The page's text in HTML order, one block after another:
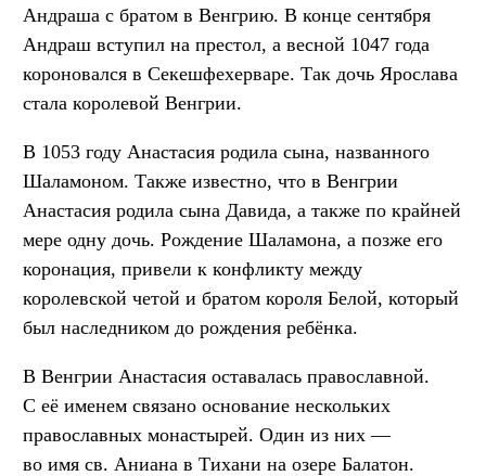
Андраша с братом в Венгрию. В конце сентября
Андраш вступил на престол, а весной 1047 года
короновался в Секешфехерваре. Так дочь Ярослава
стала королевой Венгрии.
В 1053 году Анастасия родила сына, названного
Шаламоном. Также известно, что в Венгрии
Анастасия родила сына Давида, а также по крайней
мере одну дочь. Рождение Шаламона, а позже его
коронация, привели к конфликту между
королевской четой и братом короля Белой, который
был наследником до рождения ребёнка.
В Венгрии Анастасия оставалась православной.
С её именем связано основание нескольких
православных монастырей. Один из них —
во имя св. Аниана в Тихани на озере Балатон.